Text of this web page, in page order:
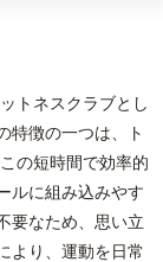
トネスクラブとし
特徴の一つは、ト
の短時間で効率的
ルに組み込みやす
要なため、思い立
より、運動を日常